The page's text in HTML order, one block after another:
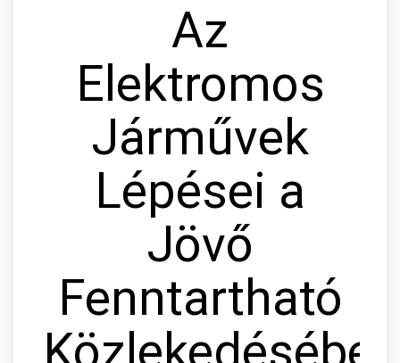
Az
Elektromos
Járművek
Lépései a
Jövő
Fenntartható
Közlekedésében